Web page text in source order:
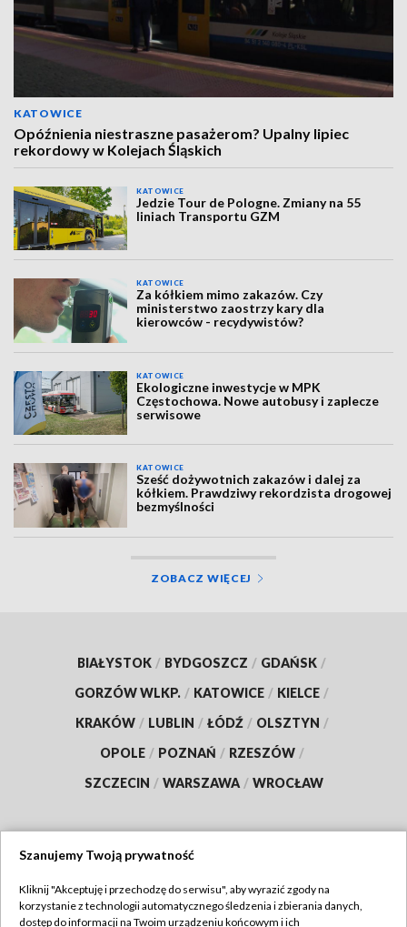
KATOWICE
Opóźnienia niestraszne pasażerom? Upalny lipiec
rekordowy w Kolejach Śląskich
KATOWICE
Jedzie Tour de Pologne. Zmiany na 55
liniach Transportu GZM
KATOWICE
Za kółkiem mimo zakazów. Czy
ministerstwo zaostrzy kary dla
kierowców - recydywistów?
KATOWICE
Ekologiczne inwestycje w MPK
Częstochowa. Nowe autobusy i zaplecze
serwisowe
KATOWICE
Sześć dożywotnich zakazów i dalej za
kółkiem. Prawdziwy rekordzista drogowej
bezmyślności
ZOBACZ WIĘCEJ
BIAŁYSTOK / BYDGOSZCZ / GDAŃSK /
GORZÓW WLKP. / KATOWICE / KIELCE /
KRAKÓW / LUBLIN / ŁÓDŹ / OLSZTYN /
OPOLE / POZNAŃ / RZESZÓW /
SZCZECIN / WARSZAWA / WROCŁAW
TVP
Szanujemy Twoją prywatność
Kliknij "Akceptuję i przechodzę do serwisu", aby wyrazić zgody na
korzystanie z technologii automatycznego śledzenia i zbierania danych,
dostęp do informacji na Twoim urządzeniu końcowym i ich